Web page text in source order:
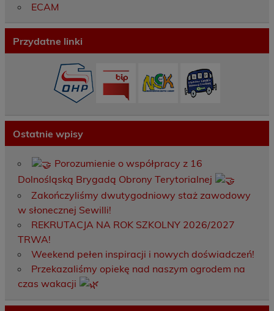
ECAM
Przydatne linki
Ostatnie wpisy
Porozumienie o współpracy z 16
Dolnośląską Brygadą Obrony Terytorialnej
Zakończyliśmy dwutygodniowy staż zawodowy
w słonecznej Sewilli!
REKRUTACJA NA ROK SZKOLNY 2026/2027
TRWA!
Weekend pełen inspiracji i nowych doświadczeń!
Przekazaliśmy opiekę nad naszym ogrodem na
czas wakacji